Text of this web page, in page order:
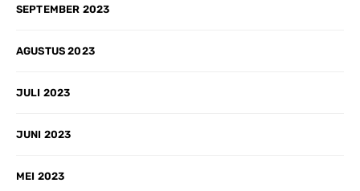
SEPTEMBER 2023
AGUSTUS 2023
JULI 2023
JUNI 2023
MEI 2023